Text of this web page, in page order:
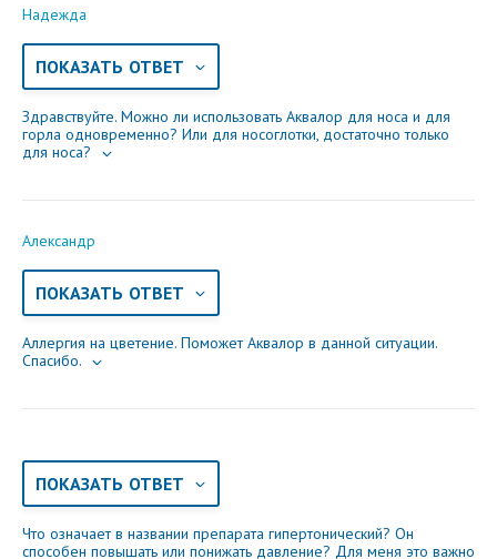
Надежда
ПОКАЗАТЬ ОТВЕТ
Здравствуйте. Можно ли использовать Аквалор для носа и для
горла одновременно? Или для носоглотки, достаточно только
для носа?
Александр
ПОКАЗАТЬ ОТВЕТ
Аллергия на цветение. Поможет Аквалор в данной ситуации.
Спасибо.
ПОКАЗАТЬ ОТВЕТ
Что означает в названии препарата гипертонический? Он
способен повышать или понижать давление? Для меня это важно